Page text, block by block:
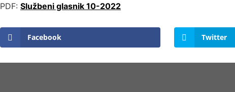
PDF: Službeni glasnik 10-2022
Facebook Twitter